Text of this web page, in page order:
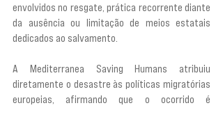
envolvidos no resgate, prática recorrente diante
da ausência ou limitação de meios estatais
dedicados ao salvamento.
A Mediterranea Saving Humans atribuiu
diretamente o desastre às políticas migratórias